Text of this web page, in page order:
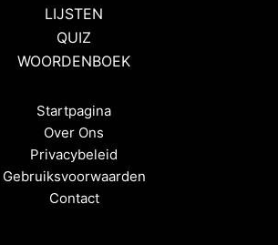
LIJSTEN
QUIZ
WOORDENBOEK
Startpagina
Over Ons
Privacybeleid
Gebruiksvoorwaarden
Contact